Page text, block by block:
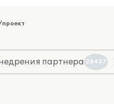
партнера 28457